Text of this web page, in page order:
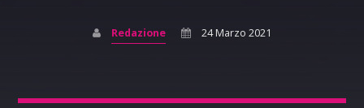
Redazione 24 Marzo 2021